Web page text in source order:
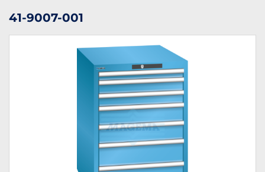
41-9007-001